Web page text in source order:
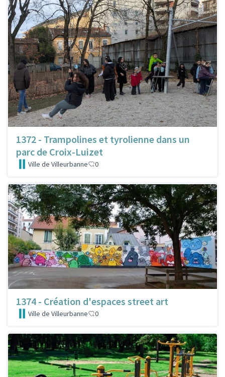
1372 - Trampolines et tyrolienne dans un
parc de Croix-Luizet
Ville de Villeurbanne 0
1374 - Création d'espaces street art
Ville de Villeurbanne 0